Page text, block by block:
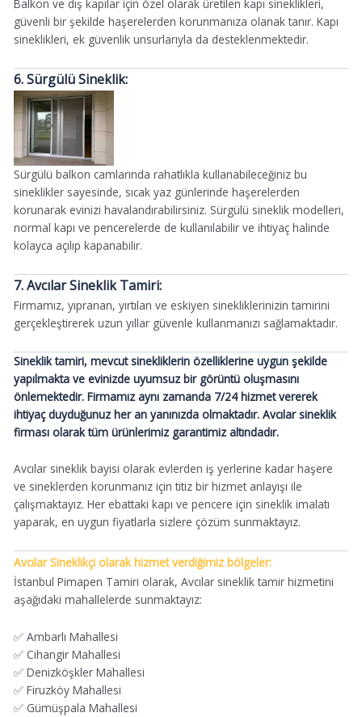
Balkon ve dış kapılar için özel olarak üretilen kapı sineklikleri,
güvenli bir şekilde haşerelerden korunmanıza olanak tanır. Kapı
sineklikleri, ek güvenlik unsurlarıyla da desteklenmektedir.
6. Sürgülü Sineklik:
Sürgülü balkon camlarında rahatlıkla kullanabileceğiniz bu
sineklikler sayesinde, sıcak yaz günlerinde haşerelerden
korunarak evinizi havalandırabilirsiniz. Sürgülü sineklik modelleri,
normal kapı ve pencerelerde de kullanılabilir ve ihtiyaç halinde
kolayca açılıp kapanabilir.
7. Avcılar Sineklik Tamiri:
Firmamız, yıpranan, yırtılan ve eskiyen sinekliklerinizin tamirini
gerçekleştirerek uzun yıllar güvenle kullanmanızı sağlamaktadır.
Sineklik tamiri, mevcut sinekliklerin özelliklerine uygun şekilde
yapılmakta ve evinizde uyumsuz bir görüntü oluşmasını
önlemektedir. Firmamız aynı zamanda 7/24 hizmet vererek
ihtiyaç duyduğunuz her an yanınızda olmaktadır. Avcılar sineklik
firması olarak tüm ürünlerimiz garantimiz altındadır.
Avcılar sineklik bayisi olarak evlerden iş yerlerine kadar haşere
ve sineklerden korunmanız için titiz bir hizmet anlayışı ile
çalışmaktayız. Her ebattaki kapı ve pencere için sineklik imalatı
yaparak, en uygun fiyatlarla sizlere çözüm sunmaktayız.
Avcılar Sineklikçi olarak hizmet verdiğimiz bölgeler:
İstanbul Pimapen Tamiri olarak, Avcılar sineklik tamir hizmetini
aşağıdaki mahallelerde sunmaktayız:
✅ Ambarlı Mahallesi
✅ Cihangir Mahallesi
✅ Denizköşkler Mahallesi
✅ Firuzköy Mahallesi
✅ Gümüşpala Mahallesi